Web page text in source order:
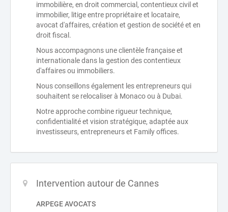
immobilière, en droit commercial, contentieux civil et
immobilier, litige entre propriétaire et locataire,
avocat d'affaires, création et gestion de société et en
droit fiscal.
Nous accompagnons une clientèle française et
internationale dans la gestion des contentieux
d'affaires ou immobiliers.
Nous conseillons également les entrepreneurs qui
souhaitent se relocaliser à Monaco ou à Dubai.
Notre approche combine rigueur technique,
confidentialité et vision stratégique, adaptée aux
investisseurs, entrepreneurs et Family offices.
Intervention autour de Cannes
ARPEGE AVOCATS